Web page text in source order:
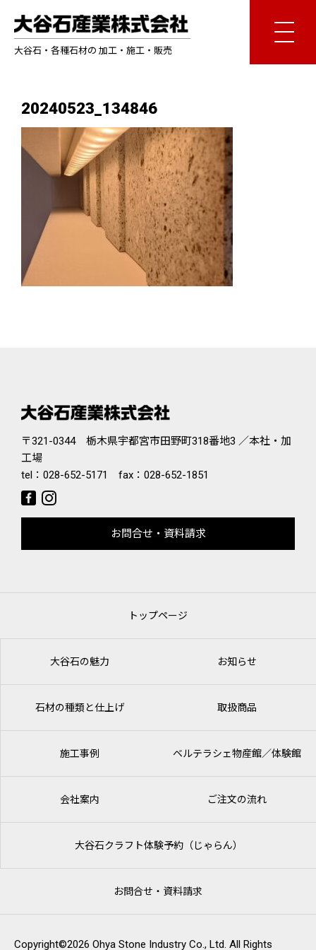
大谷石・各種石材の 加工・施工・販売
20240523_134846
〒321-0344 栃木県宇都宮市田野町318番地3 ／本社・加
工場
tel： 028-652-5171 fax：028-652-1851
お問合せ・資料請求
トップページ
大谷石の魅力 お知らせ
石材の種類と仕上げ 取扱商品
施工事例 ベルテラシェ物産館／体験館
会社案内 ご注文の流れ
大谷石クラフト体験予約（じゃらん）
お問合せ・資料請求
Copyright©2026 Ohya Stone Industry Co., Ltd. All Rights